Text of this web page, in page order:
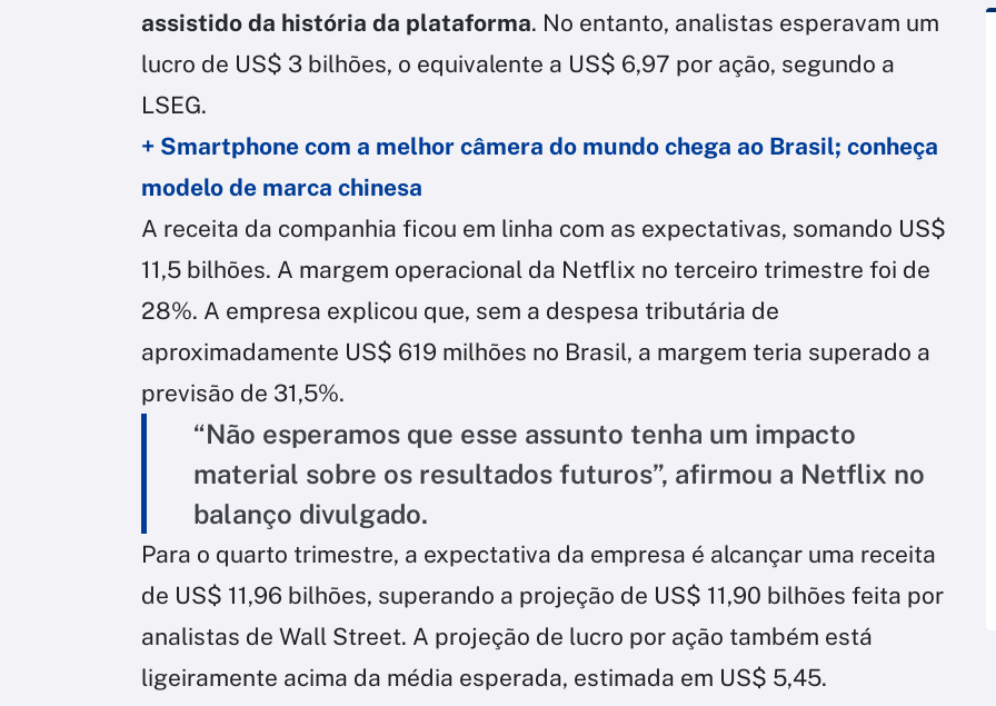
assistido da história da plataforma. No entanto, analistas esperavam um
lucro de US$ 3 bilhões, o equivalente a US$ 6,97 por ação, segundo a
LSEG.
+ Smartphone com a melhor câmera do mundo chega ao Brasil; conheça
modelo de marca chinesa
A receita da companhia ficou em linha com as expectativas, somando US$
11,5 bilhões. A margem operacional da Netflix no terceiro trimestre foi de
28%. A empresa explicou que, sem a despesa tributária de
aproximadamente US$ 619 milhões no Brasil, a margem teria superado a
previsão de 31,5%.
“Não esperamos que esse assunto tenha um impacto
material sobre os resultados futuros”, afirmou a Netflix no
balanço divulgado.
Para o quarto trimestre, a expectativa da empresa é alcançar uma receita
de US$ 11,96 bilhões, superando a projeção de US$ 11,90 bilhões feita por
analistas de Wall Street. A projeção de lucro por ação também está
ligeiramente acima da média esperada, estimada em US$ 5,45.